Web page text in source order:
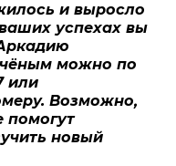
и выросло
успехах вы
можно по
или
Возможно,
помогут
новый